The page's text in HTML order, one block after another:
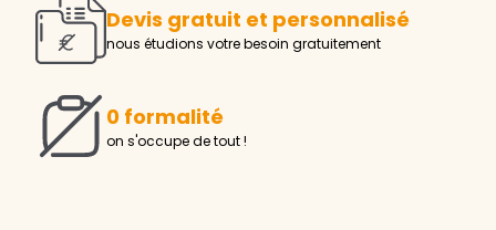
Devis gratuit et personnalisé
nous étudions votre besoin gratuitement
0 formalité
on s'occupe de tout !